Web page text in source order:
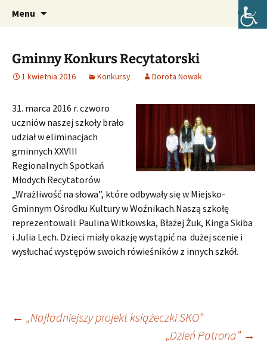
Szkoła Podstawowa im. Józefa
Lompy w Lubszy
Oficjalna strona internetowa szkoły.
Menu Szukaj:
Gminny Konkurs Recytatorski
1 kwietnia 2016 Konkursy Dorota Nowak
31. marca 2016 r. czworo
uczniów naszej szkoły brało
udział w eliminacjach
gminnych XXVIII
Regionalnych Spotkań
Młodych Recytatorów
„Wrażliwość na słowa”, które odbywały się w Miejsko-
Gminnym Ośrodku Kultury w Woźnikach.Naszą szkołę
reprezentowali: Paulina Witkowska, Błażej Żuk, Kinga Skiba
i Julia Lech. Dzieci miały okazję wystąpić na dużej scenie i
wysłuchać występów swoich rówieśników z innych szkół.
Nawigacja
← „Najładniejszy projekt książeczki SKO”
„Dzień Patrona” →